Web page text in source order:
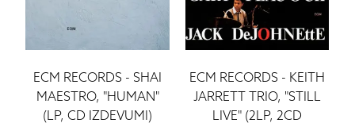
ECM RECORDS - SHAI
MAESTRO, "HUMAN"
(LP, CD IZDEVUMI)
ECM RECORDS - KEITH
JARRETT TRIO, "STILL
LIVE" (2LP, 2CD